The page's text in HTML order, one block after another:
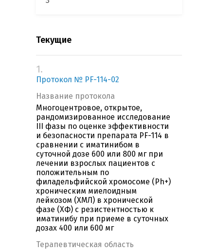
Текущие
1.
Протокол № PF-114-02
Название протокола
Многоцентровое, открытое,
рандомизированное исследование
III фазы по оценке эффективности
и безопасности препарата PF-114 в
сравнении с иматинибом в
суточной дозе 600 или 800 мг при
лечении взрослых пациентов с
положительным по
филадельфийской хромосоме (Ph+)
хроническим миелоидным
лейкозом (ХМЛ) в хронической
фазе (ХФ) с резистентностью к
иматинибу при приеме в суточных
дозах 400 или 600 мг
Терапевтическая область